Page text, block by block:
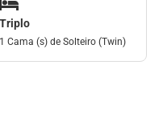
Triplo
1 Cama (s) de Solteiro (Twin)